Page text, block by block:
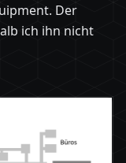
Der
ich ihn nicht